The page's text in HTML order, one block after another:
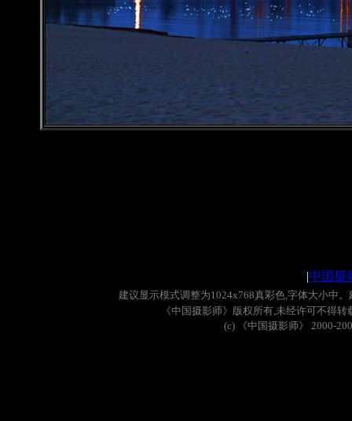
|中国摄
建议显示模式调整为1024x768真彩色,字体大小中。
《中国摄影师》版权所有,未经许可不得转
(c)
《中国摄影师》 2000-200